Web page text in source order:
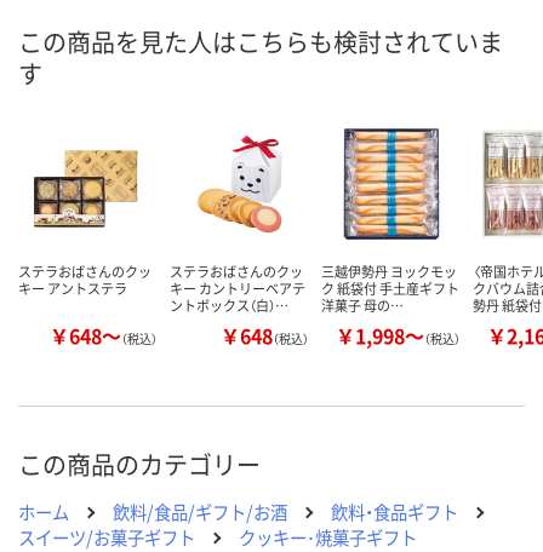
8月8日（土）
カゴへ
この商品を見た人はこちらも検討されていま
す
ステラおばさんのクッ
キー アントステラ
￥648～（税込）
ステラおばさんのクッ
キー カントリーベアテ
ントボックス（白）…
￥648（税込）
三越伊勢丹 ヨックモッ
ク 紙袋付 手土産ギフト
洋菓子 母の…
￥1,998～（税込）
〈帝国ホテ
クバウム
勢丹 紙袋
￥
この商品のカテゴリー
ホーム 飲料/食品/ギフト/お酒
飲料・食品ギフト
スイーツ/お菓子ギフト
クッキー･焼菓子ギフト